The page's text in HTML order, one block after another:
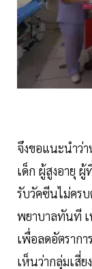
จึงขอแนะนำว่
เด็ก ผู้สูงอายุ
รับวัคซีนไม่คร
พยาบาลทันที เ
เพื่อลดอัตรากา
เห็นว่ากลุ่มเสี่ย